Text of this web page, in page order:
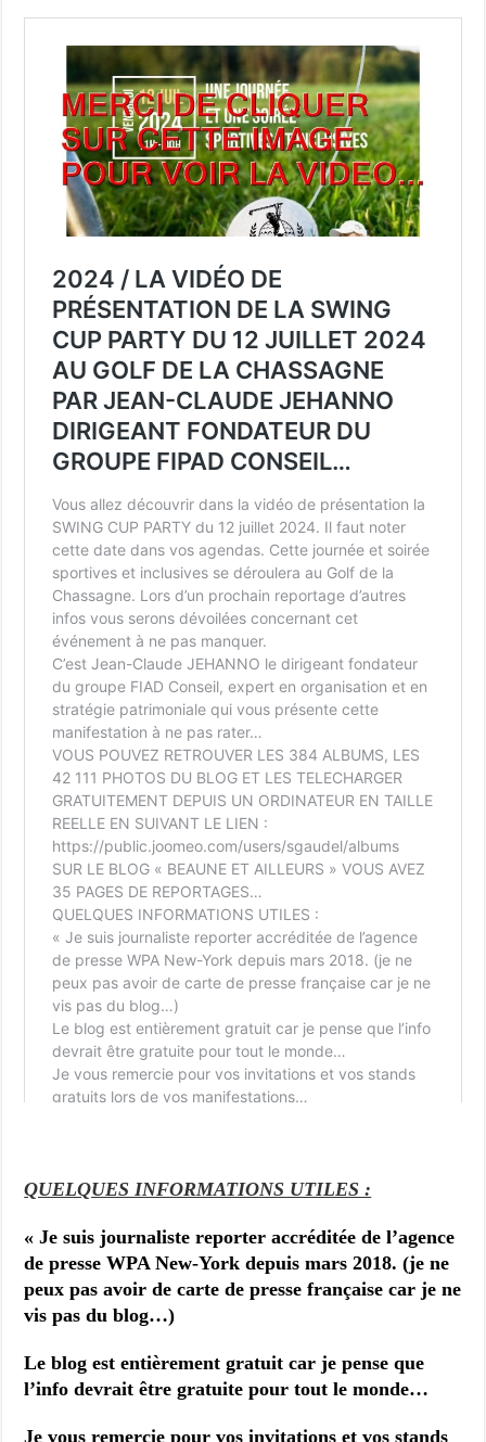
QUELQUES INFORMATIONS UTILES :
« Je suis journaliste reporter accréditée de l’agence
de presse WPA New-York depuis mars 2018. (je ne
peux pas avoir de carte de presse française car je ne
vis pas du blog…)
Le blog est entièrement gratuit car je pense que
l’info devrait être gratuite pour tout le monde…
Je vous remercie pour vos invitations et vos stands